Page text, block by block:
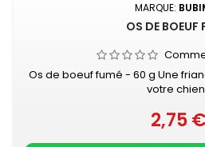
MARQUE:
OS DE BOEUF
Os de boeuf fumé - 60 g Une
votre
Prix
2,75 €